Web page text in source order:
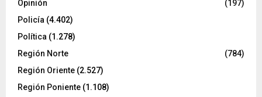
Opinión
(197)
Policía (4.402)
Política (1.278)
Región Norte
(784)
Región Oriente (2.527)
Región Poniente (1.108)